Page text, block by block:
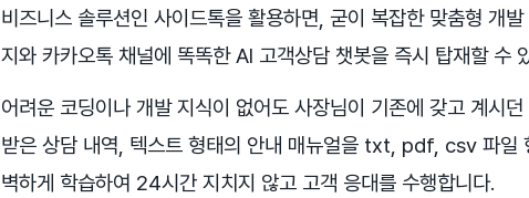
비즈니스 솔루션인 사이드톡을 활용하면, 굳이 복잡한 맞춤형 개
지와 카카오톡 채널에 똑똑한 AI 고객상담 챗봇을 즉시 탑재할 수
어려운 코딩이나 개발 지식이 없어도 사장님이 기존에 갖고 계시
받은 상담 내역, 텍스트 형태의 안내 매뉴얼을 txt, pdf, csv 파일
벽하게 학습하여 24시간 지치지 않고 고객 응대를 수행합니다.